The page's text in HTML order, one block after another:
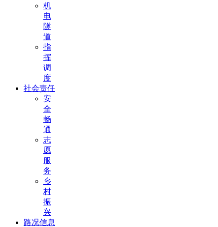
机
电
隧
道
指
挥
调
度
社会责任
安
全
畅
通
志
愿
服
务
乡
村
振
兴
路况信息